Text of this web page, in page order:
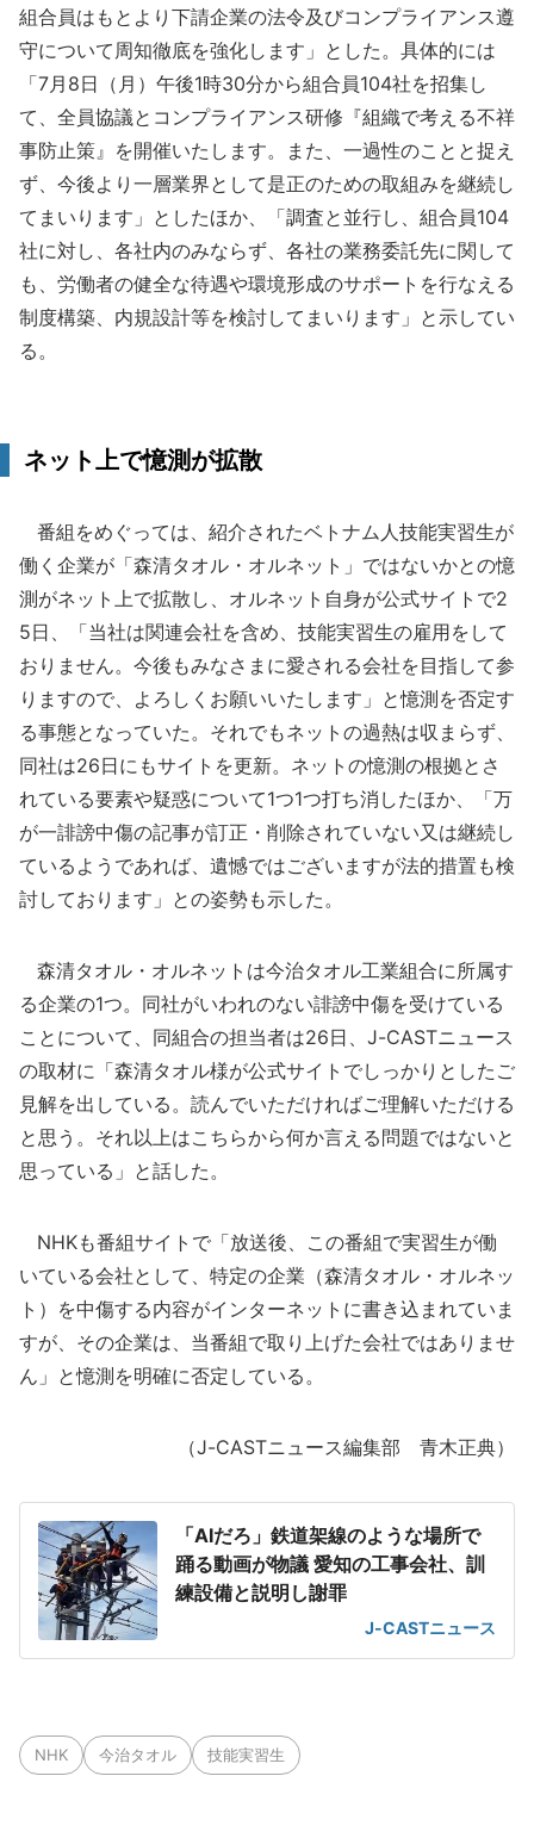
組合員はもとより下請企業の法令及びコンプライアンス遵
守について周知徹底を強化します」とした。具体的には
「7月8日（月）午後1時30分から組合員104社を招集し
て、全員協議とコンプライアンス研修『組織で考える不祥
事防止策』を開催いたします。また、一過性のことと捉え
ず、今後より一層業界として是正のための取組みを継続し
てまいります」としたほか、「調査と並行し、組合員104
社に対し、各社内のみならず、各社の業務委託先に関して
も、労働者の健全な待遇や環境形成のサポートを行なえる
制度構築、内規設計等を検討してまいります」と示してい
る。
ネット上で憶測が拡散
番組をめぐっては、紹介されたベトナム人技能実習生が
働く企業が「森清タオル・オルネット」ではないかとの憶
測がネット上で拡散し、オルネット自身が公式サイトで2
5日、「当社は関連会社を含め、技能実習生の雇用をして
おりません。今後もみなさまに愛される会社を目指して参
りますので、よろしくお願いいたします」と憶測を否定す
る事態となっていた。それでもネットの過熱は収まらず、
同社は26日にもサイトを更新。ネットの憶測の根拠とさ
れている要素や疑惑について1つ1つ打ち消したほか、「万
が一誹謗中傷の記事が訂正・削除されていない又は継続し
ているようであれば、遺憾ではございますが法的措置も検
討しております」との姿勢も示した。
森清タオル・オルネットは今治タオル工業組合に所属す
る企業の1つ。同社がいわれのない誹謗中傷を受けている
ことについて、同組合の担当者は26日、J-CASTニュース
の取材に「森清タオル様が公式サイトでしっかりとしたご
見解を出している。読んでいただければご理解いただける
と思う。それ以上はこちらから何か言える問題ではないと
思っている」と話した。
NHKも番組サイトで「放送後、この番組で実習生が働
いている会社として、特定の企業（森清タオル・オルネッ
ト）を中傷する内容がインターネットに書き込まれていま
すが、その企業は、当番組で取り上げた会社ではありませ
ん」と憶測を明確に否定している。
（J-CASTニュース編集部 青木正典）
「AIだろ」鉄道架線のような場所で
踊る動画が物議 愛知の工事会社、訓
練設備と説明し謝罪
J-CASTニュース
NHK 今治タオル 技能実習生